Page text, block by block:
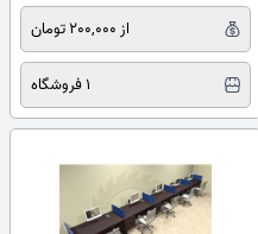
از 200,000 تومان
1 فروشگاه